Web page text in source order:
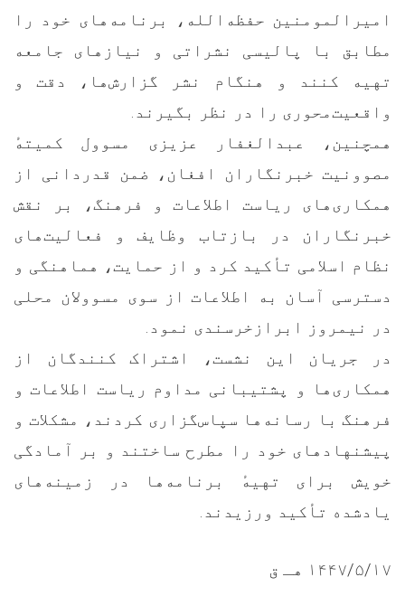
امیرالمومنین حفظه‌الله، برنامه‌های خود را
مطابق با پالیسی نشراتی و نیازهای جامعه
تهیه کنند و هنگام نشر گزارش‌ها، دقت و
واقعیت‌محوری را در نظر بگیرند.
همچنین، عبدالغفار عزیزی مسوول کمیتهٔ
مصوونیت خبرنگاران افغان، ضمن قدردانی از
همکاری‌های ریاست اطلاعات و فرهنگ، بر نقش
خبرنگاران در بازتاب وظایف و فعالیت‌های
نظام اسلامی تأکید کرد و از حمایت، هماهنگی و
دسترسی آسان به اطلاعات از سوی مسوولان محلی
در نیمروز ابرازخرسندی نمود.
در جریان این نشست، اشتراک کنندگان از
همکاری‌ها و پشتیبانی مداوم ریاست اطلاعات و
فرهنگ با رسانه‌ها سپاس‌گزاری کردند، مشکلات و
پیشنهادهای خود را مطرح ساختند و بر آمادگی
خویش برای تهیهٔ برنامه‌ها در زمینه‌های
یادشده تأکید ورزیدند.
۱۴۴۷/۵/۱۷ هـ ق